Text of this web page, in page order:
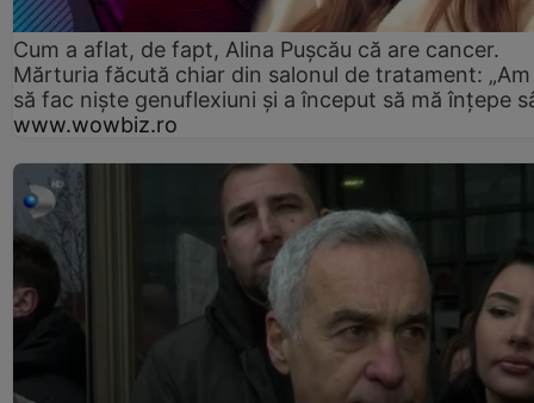
Cum a aflat, de fapt, Alina Pușcău că are cancer.
Mărturia făcută chiar din salonul de tratament:
să fac niște genuflexiuni și a început să mă înțepe
www.wowbiz.ro